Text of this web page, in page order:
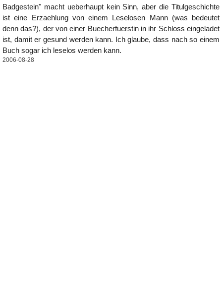
Badgestein" macht ueberhaupt kein Sinn, aber die Titulgeschichte
ist eine Erzaehlung von einem Leselosen Mann (was bedeutet
denn das?), der von einer Buecherfuerstin in ihr Schloss eingeladet
ist, damit er gesund werden kann. Ich glaube, dass nach so einem
Buch sogar ich leselos werden kann.
2006-08-28